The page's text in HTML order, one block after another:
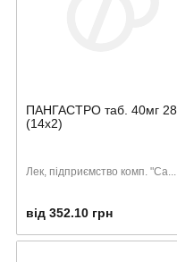
ПАНГАСТРО таб. 40мг 28
(14х2)
Лек, підприємство комп. "Са...
від 352.10 грн